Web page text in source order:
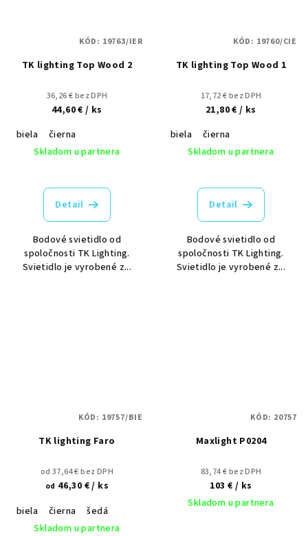
TK lighting Top Wood 2
36,26 € bez DPH
44,60 €/ ks
biela
čierna
Skladom u partnera
Detail
Bodové svietidlo od
spoločnosti TK Lighting.
Svietidlo je vyrobené z...
KÓD: 19763/IER
TK lighting Top Wood 1
17,72 € bez DPH
21,80 €/ ks
biela
čierna
Skladom u partnera
Detail
Bodové svietidlo od
spoločnosti TK Lighting.
Svietidlo je vyrobené z...
KÓD: 19760/CIE
TK lighting Faro
od 37,64 € bez DPH
od 46,30 €/ ks
biela
čierna
šedá
Skladom u partnera
KÓD: 19757/BIE
Maxlight P0204
83,74 € bez DPH
103 € / ks
Skladom u partnera
KÓD: 20757